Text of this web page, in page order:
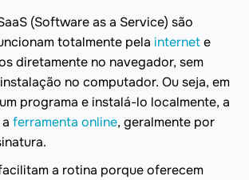
(Software as a Service) são
totalmente pela internete
diretamente no navegador, sem
no computador. Ou seja, em
programa e instalá-lo localmente, a
ferramenta online, geralmente por
a rotina porque oferecem